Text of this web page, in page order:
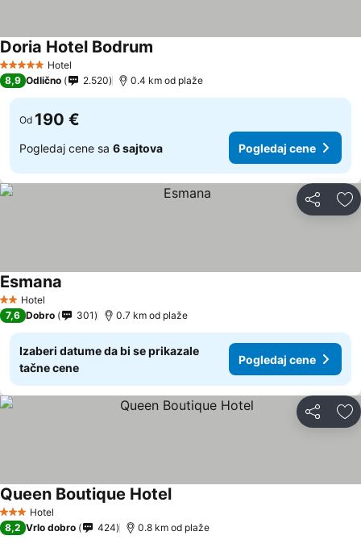
5 ZvezdiceHotel
Doria Hotel Bodrum
8,9 Odlično 2.520 0.4 km od plaže
Od 190 €
Pogledaj cene sa 6 sajtova Pogledaj cene
Deli
2 Zvezdice
Hotel
Esmana
7,6 Dobro 301 0.7 km od plaže
Izaberi datume da bi se prikazale
tačne cene
Pogledaj cene
Deli
3 Zvezdice
Hotel
Queen Boutique Hotel
8,2 Vrlo dobro 424 0.8 km od plaže